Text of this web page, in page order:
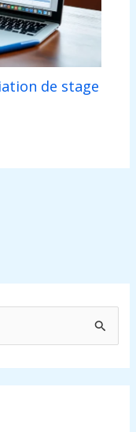
de stage